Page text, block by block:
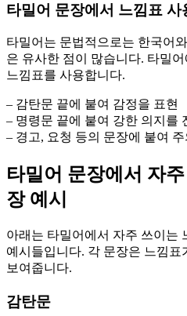
타밀어 문장에서 느낌표 사
타밀어는 문법적으로는 한국어
은 유사한 점이 많습니다. 타밀
느낌표를 사용합니다.
– 감탄문 끝에 붙여 감정을 표현
– 명령문 끝에 붙여 강한 의지를
– 경고, 요청 등의 문장에 붙여 주
타밀어 문장에서 자
장 예시
아래는 타밀어에서 자주 쓰이는
예시들입니다. 각 문장은 느낌표
보여줍니다.
감탄문